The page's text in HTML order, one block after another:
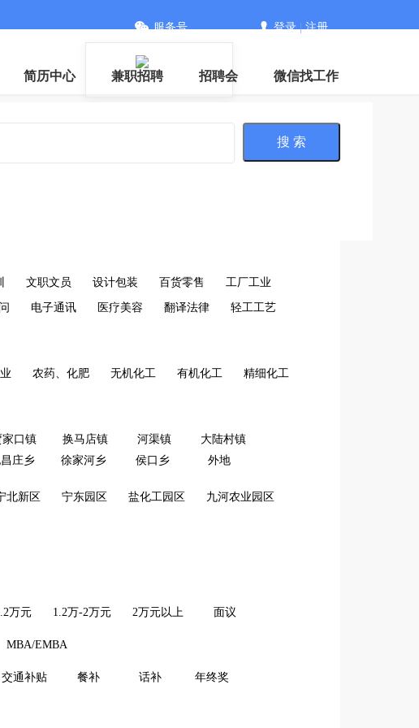
服务号 登录|注册
简历中心 兼职招聘 招聘会 微信找工作
搜 索
文职文员 设计包装 百货零售 工厂工业
电子通讯 医疗美容 翻译法律 轻工工艺
农药、化肥 无机化工 有机化工 精细化工
家口镇 换马店镇 河渠镇
大陆村镇
庄乡 徐家河乡 侯口乡 外地
北新区 宁东园区 盐化工园区 九河农业园区
万元 1.2万-2万元 2万元以上 面议
MBA/EMBA
交通补贴 餐补 话补 年终奖